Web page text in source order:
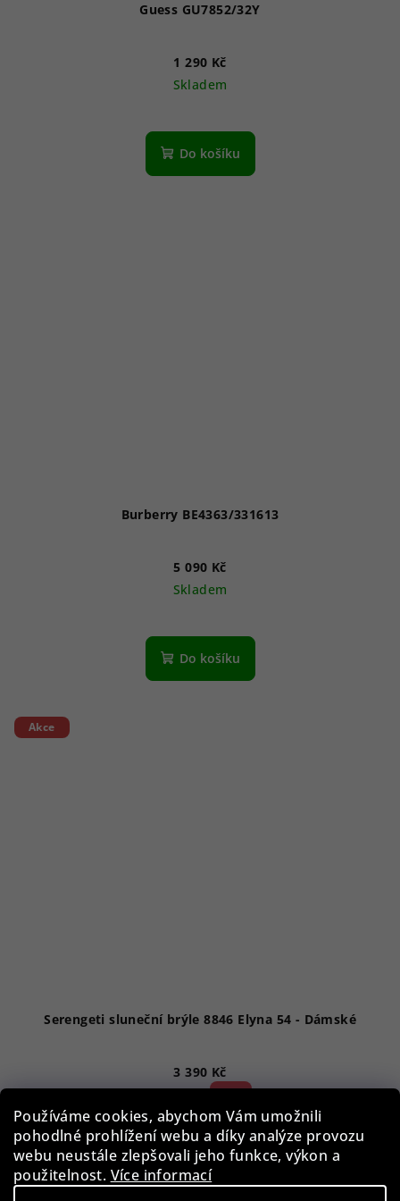
Používáme cookies, abychom Vám umožnili
pohodlné prohlížení webu a díky analýze provozu
webu neustále zlepšovali jeho funkce, výkon a
použitelnost. Více informací
Guess GU7852/32Y
1 290 Kč
Skladem
Do košíku
Burberry BE4363/331613
5 090 Kč
Skladem
Do košíku
Akce
Serengeti sluneční brýle 8846 Elyna 54 - Dámské
3 390 Kč
7 090 Kč
52 %)
Skladem
Do košíku